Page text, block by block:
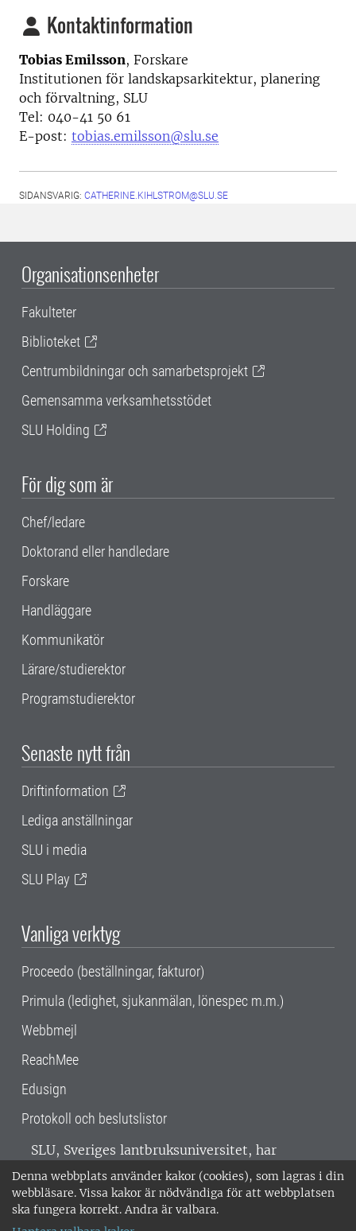
Denna webbplats använder kakor (cookies), som lagras i din
webbläsare. Vissa kakor är nödvändiga för att webbplatsen
ska fungera korrekt. Andra är valbara.
Kontaktinformation
Tobias Emilsson, Forskare
Institutionen för landskapsarkitektur, planering
och förvaltning, SLU
Tel: 040-41 50 61
E-post: tobias.emilsson@slu.se
SIDANSVARIG: CATHERINE.KIHLSTROM@SLU.SE
Organisationsenheter
Fakulteter
Biblioteket
Centrumbildningar och samarbetsprojekt
Gemensamma verksamhetsstödet
SLU Holding
För dig som är
Chef/ledare
Doktorand eller handledare
Forskare
Handläggare
Kommunikatör
Lärare/studierektor
Programstudierektor
Senaste nytt från
Driftinformation
Lediga anställningar
SLU i media
SLU Play
Vanliga verktyg
Proceedo (beställningar, fakturor)
Primula (ledighet, sjukanmälan, lönespec m.m.)
Webbmejl
ReachMee
Edusign
Protokoll och beslutslistor
SLU, Sveriges lantbruksuniversitet, har
verksamhet över hela Sverige. Huvudorter är
Alnarp, Uppsala och Umeå.SLU är
miljöcertifierat enligt ISO 14001. •
018-67 10 00 • Org nr: 202100-2817 •